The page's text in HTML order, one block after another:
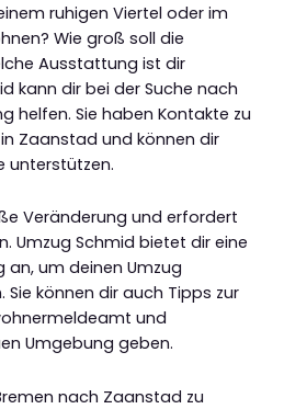
ruhigen Viertel oder im
Wie groß soll die
Ausstattung ist dir
kann dir bei der Suche nach
helfen. Sie haben Kontakte zu
Zaanstad und können dir
unterstützen.
Veränderung und erfordert
Umzug Schmid bietet dir eine
um deinen Umzug
können dir auch Tipps zur
und
Umgebung geben.
nach Zaanstad zu